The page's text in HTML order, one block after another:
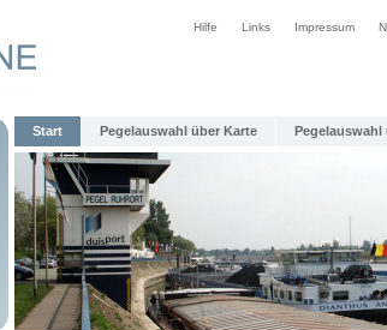
Hilfe Links Impressum
Start Pegelauswahl über Karte Pegelauswahl